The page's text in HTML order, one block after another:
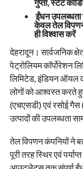
गुप्ता, स्टेट
ईंधन उपलब्धता
केवल तेल
ही विश्वास करें
देहरादून। सार्वजनिक
पेट्रोलियम कॉर्पोरेशन
लिमिटेड, इंडियन ऑयल
लोगों को आश्वस्त करते
(एचएसडी) एवं रसोई
उत्पादों की उपलब्धता
तेल विपणन कंपनियों ने
पूरी तरह स्थिर एवं